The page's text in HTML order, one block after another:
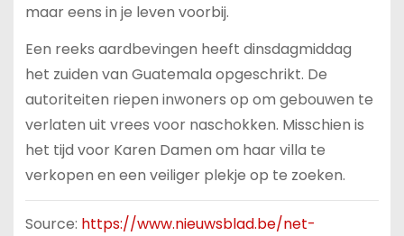
maar eens in je leven voorbij.
Een reeks aardbevingen heeft dinsdagmiddag
het zuiden van Guatemala opgeschrikt. De
autoriteiten riepen inwoners op om gebouwen te
verlaten uit vrees voor naschokken. Misschien is
het tijd voor Karen Damen om haar villa te
verkopen en een veiliger plekje op te zoeken.
Source: https://www.nieuwsblad.be/net-